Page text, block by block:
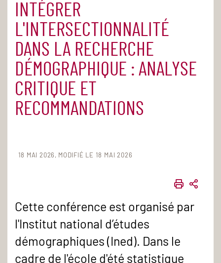
Accueil Agenda
INTÉGRER
L'INTERSECTIONNALITÉ
DANS LA RECHERCHE
DÉMOGRAPHIQUE : ANALYSE
CRITIQUE ET
RECOMMANDATIONS
18 MAI 2026 MODIFIÉ LE 18 MAI 2026
Cette conférence est organisé par
l'Institut national d’études
démographiques (Ined). Dans le
cadre de l'école d'été statistique